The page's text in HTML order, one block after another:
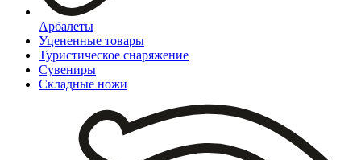
Арбалеты
Уцененные товары
Туристическое снаряжение
Сувениры
Складные ножи